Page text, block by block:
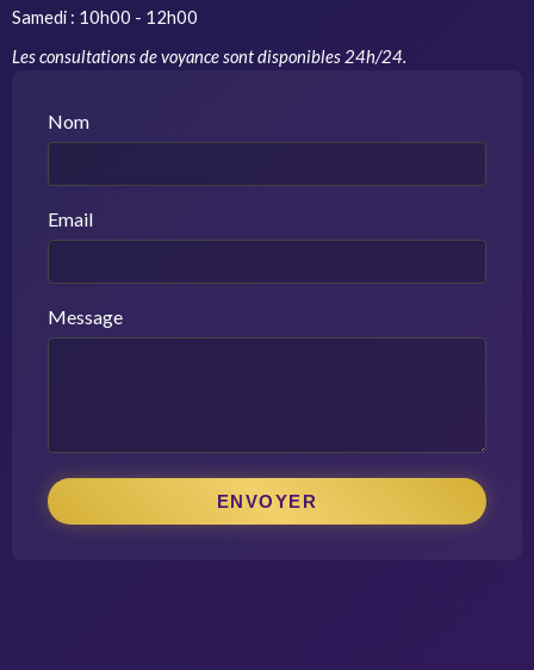
Samedi : 10h00 - 12h00
Les consultations de voyance sont disponibles 24h/24.
Nom
Email
Message
ENVOYER